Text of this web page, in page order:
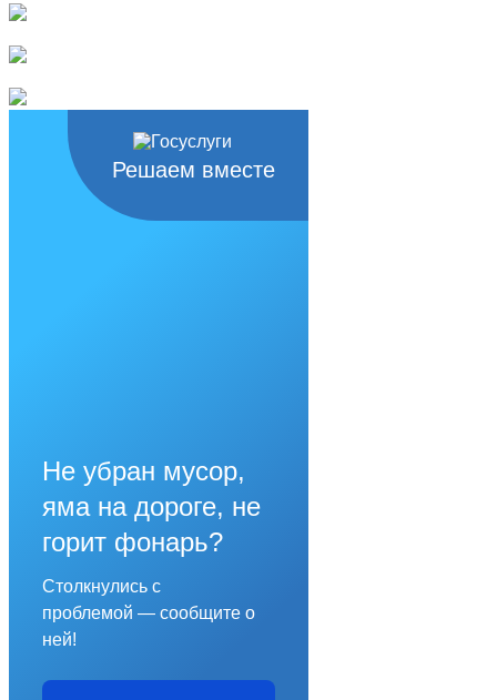
Решаем вместе
Не убран мусор,
яма на дороге, не
горит фонарь?
Столкнулись с
проблемой — сообщите о
ней!